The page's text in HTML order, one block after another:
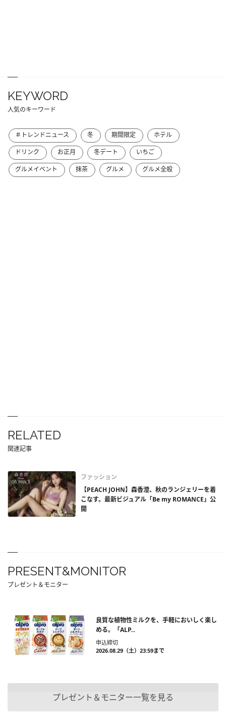
KEYWORD
人気のキーワード
＃トレンドニュース 冬 期間限定
ホテル
ドリンク
お正月 冬デート
いちご
グルメイベント
抹茶 グルメ グルメ全般
RELATED
関連記事
ファッション
【PEACH JOHN】森香澄、秋のランジェリーを着
こなす。最新ビジュアル「Be my ROMANCE」公
開
PRESENT&MONITOR
プレゼント＆モニター
良質な植物性ミルクを、手軽においしく楽し
める。「ALP...
申込締切
2026.08.29（土）23:59まで
プレゼント＆モニター一覧を見る